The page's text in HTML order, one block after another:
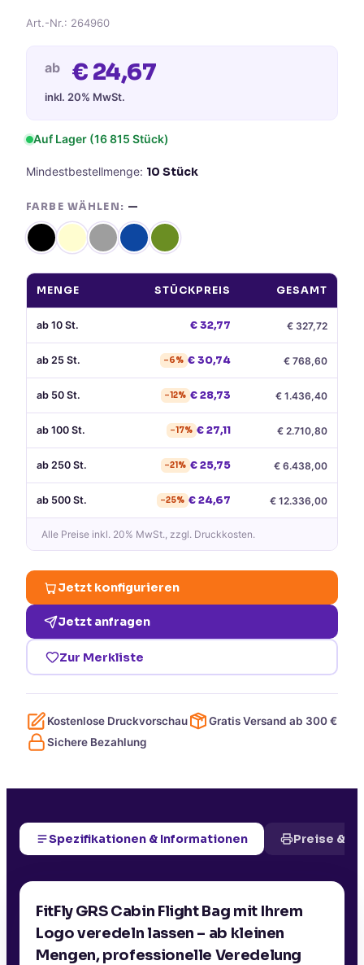
Art.-Nr.: 264960
ab € 24,67
inkl. 20% MwSt.
Auf Lager (16 815 Stück)
Mindestbestellmenge: 10 Stück
FARBE WÄHLEN: —
MENGE STÜCKPREIS GESAMT
ab 10 St. €32,77 € 327,72
ab 25 St. −6% €30,74 € 768,60
ab 50 St. −12% €28,73 € 1.436,40
ab 100 St. −17% €27,11 € 2.710,80
ab 250 St. −21% €25,75 € 6.438,00
ab 500 St. −25% €24,67 € 12.336,00
Alle Preise inkl. 20% MwSt., zzgl. Druckkosten.
Jetzt konfigurieren
Jetzt anfragen
Zur Merkliste
Kostenlose Druckvorschau Gratis Versand ab 300€
Sichere Bezahlung
Spezifikationen & Informationen Preise &
FitFly GRS Cabin Flight Bag mit Ihrem
Logo veredeln lassen – ab kleinen
Mengen, professionelle Veredelung